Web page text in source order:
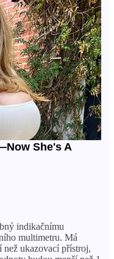
indikačnímu
multimetru. Má
než ukazovací přístroj,